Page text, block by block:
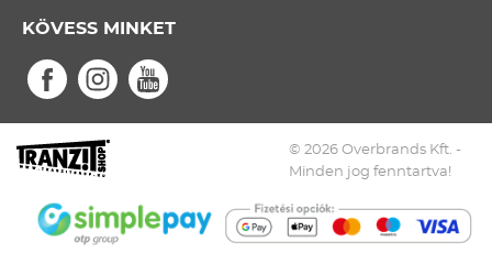
KÖVESS MINKET
© 2026 Overbrands Kft. -
Minden jog fenntartva!